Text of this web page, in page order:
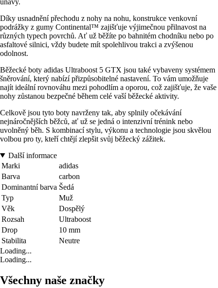
Díky usnadnění přechodu z nohy na nohu, konstrukce venkovní
podrážky z gumy Continental™ zajišťuje výjimečnou přilnavost na
různých typech povrchů. Ať už běžíte po bahnitém chodníku nebo po
asfaltové silnici, vždy budete mít spolehlivou trakci a zvýšenou
odolnost.
Běžecké boty adidas Ultraboost 5 GTX jsou také vybaveny systémem
šněrování, který nabízí přizpůsobitelné nastavení. To vám umožňuje
najít ideální rovnováhu mezi pohodlím a oporou, což zajišťuje, že vaše
nohy zůstanou bezpečné během celé vaší běžecké aktivity.
Celkově jsou tyto boty navrženy tak, aby splnily očekávání
nejnáročnějších běžců, ať už se jedná o intenzivní trénink nebo
uvolněný běh. S kombinací stylu, výkonu a technologie jsou skvělou
volbou pro ty, kteří chtějí zlepšit svůj běžecký zážitek.
Další informace
Marki
adidas
Barva
carbon
Dominantní barva Šedá
Typ
Muž
Věk
Dospělý
Rozsah
Ultraboost
Drop
10 mm
Stabilita
Neutre
Loading...
Loading...
Všechny naše značky